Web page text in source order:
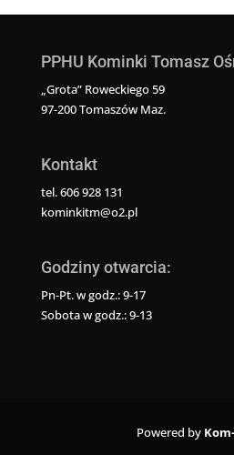
PPHU Kominki Tomasz
„Grota” Roweckiego 59
97-200 Tomaszów Maz.
Kontakt
tel. 606 928 131
kominkitm@o2.pl
Godziny otwarcia:
Pn-Pt. w godz.: 9-17
Sobota w godz.: 9-13
Powered by